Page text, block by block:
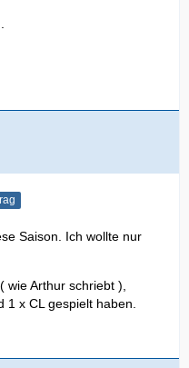
Saison. Ich wollte nur
wie Arthur schriebt ),
1 x CL gespielt haben.